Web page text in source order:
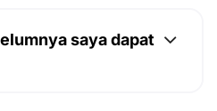
saya dapat